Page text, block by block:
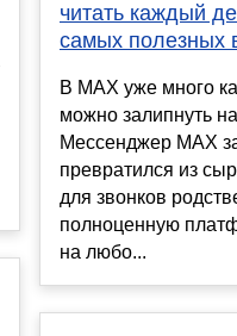
читать каждый
самых полезных
В MAX уже много
можно залипнуть
Мессенджер MAX
превратился из
для звонков
полноценную
на любо...